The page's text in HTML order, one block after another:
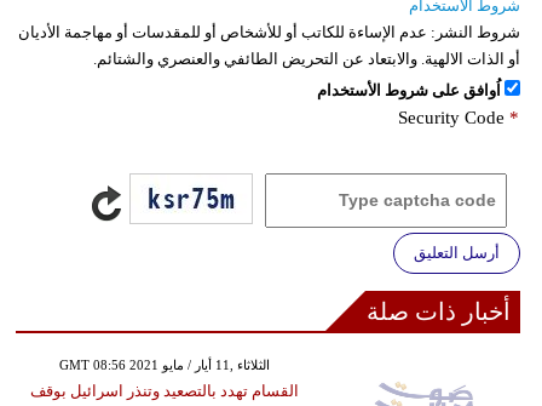
شروط الاستخدام
شروط النشر: عدم الإساءة للكاتب أو للأشخاص أو للمقدسات أو مهاجمة الأديان
أو الذات الالهية. والابتعاد عن التحريض الطائفي والعنصري والشتائم.
اُوافق على شروط الأستخدام
Security Code *
أرسل التعليق
أخبار ذات صلة
GMT 08:56 2021 الثلاثاء ,11 أيار / مايو
القسام تهدد بالتصعيد وتنذر اسرائيل بوقف